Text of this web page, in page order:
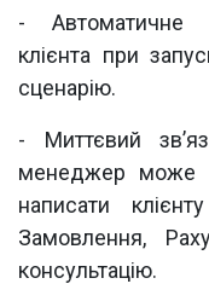
- Автоматичне
клієнта при
сценарію.
- Миттєвий
менеджер може
написати
Замовлення,
консультацію.